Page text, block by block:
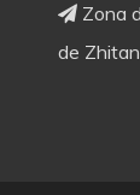
 Zona
de